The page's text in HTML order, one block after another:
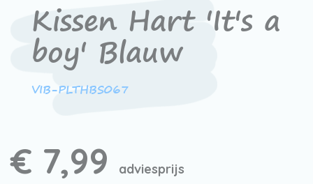
Kissen Hart 'It's a
boy' Blauw
VIB-PLTHBS067
€ 7,99 adviesprijs